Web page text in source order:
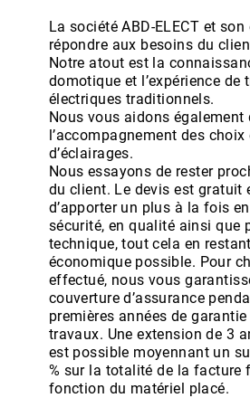
La société ABD-ELECT et
répondre aux besoins du
Notre atout est la
domotique et l’expérience de
électriques traditionnels.
Nous vous aidons également
l’accompagnement des choix
d’éclairages.
Nous essayons de rester
du client. Le devis est gratuit
d’apporter un plus à la fois
sécurité, en qualité ainsi que
technique, tout cela en
économique possible. Pour
effectué, nous vous
couverture d’assurance
premières années de
travaux. Une extension de 3
est possible moyennant un
% sur la totalité de la facture
fonction du matériel placé.